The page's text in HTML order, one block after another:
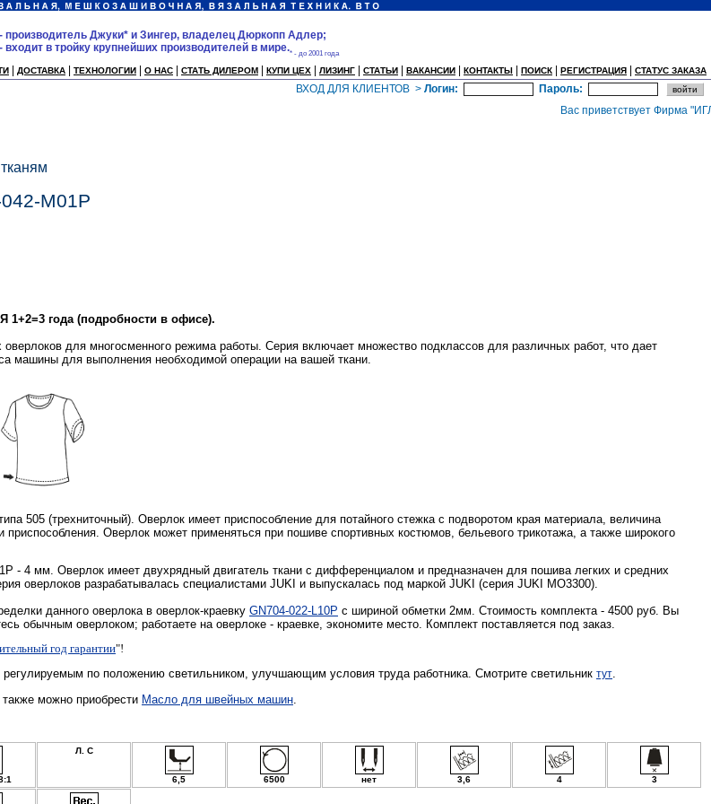
- производитель Джуки* и Зингер, владелец Дюркопп Адлер;
- входит в тройку крупнейших производителей в мире.* - до 2001 года
ДОСТАВКА ТЕХНОЛОГИИ О НАС СТАТЬ ДИЛЕРОМ КУПИ ЦЕХ ЛИЗИНГ СТАТЬИ ВАКАНСИИ КОНТАКТЫ ПОИСК РЕГИСТРАЦИЯ СТАТУС ЗАКАЗА
ВХОД ДЛЯ КЛИЕНТОВ > Логин:
Пароль:
Вас приветствует Фирма
M01P
года (подробности в офисе).
оверлоков для многосменного режима работы. Серия включает множество подклассов для различных работ, что дает
машины для выполнения необходимой операции на вашей ткани.
505 (трехниточный). Оверлок имеет приспособление для потайного стежка с подворотом края материала, величина
Оверлок может применяться при пошиве спортивных костюмов, бельевого трикотажа, а также широкого
- 4 мм. Оверлок имеет двухрядный двигатель ткани с дифференциалом и предназначен для пошива легких и средних
оверлоков разрабатывалась специалистами JUKI и выпускалась под маркой JUKI (серия JUKI MO3300).
данного оверлока в оверлок-краевку GN704-022-L10P с шириной обметки 2мм. Стоимость комплекта - 4500 руб. Вы
обычным оверлоком; работаете на оверлоке - краевке, экономите место. Комплект поставляется под заказ.
год гарантии"!
по положению светильником, улучшающим условия труда работника. Смотрите светильник тут.
можно приобрести Масло для швейных машин.
Л. С
6,5 6500 нет 3,6 4 3